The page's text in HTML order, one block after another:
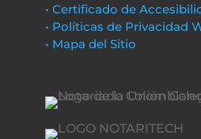
• Certificado de
• Políticas de Privacidad
• Mapa del Sitio